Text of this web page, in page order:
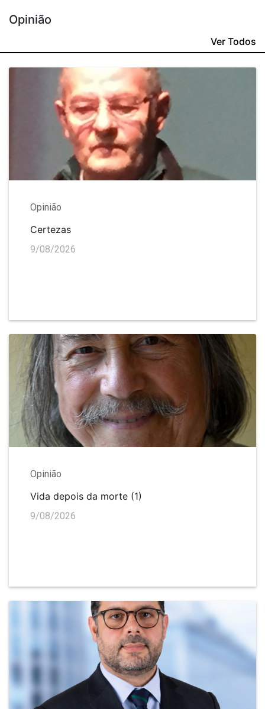
Opinião
Ver Todos
Opinião
Certezas
9/08/2026
Opinião
Vida depois da morte (1)
9/08/2026